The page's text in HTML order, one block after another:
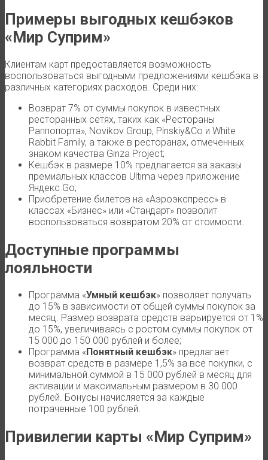
Примеры выгодных кешбэков
«Мир Суприм»
Клиентам карт предоставляется возможность
воспользоваться выгодными предложениями кешбэка в
различных категориях расходов. Среди них:
Возврат 7% от суммы покупок в известных
ресторанных сетях, таких как «Рестораны
Раппопорта», Novikov Group, Pinskiy&Co и White
Rabbit Family, а также в ресторанах, отмеченных
знаком качества Ginza Project;
Кешбэк в размере 10% предлагается за заказы
премиальных классов Ultima через приложение
Яндекс Go;
Приобретение билетов на «Аэроэкспресс» в
классах «Бизнес» или «Стандарт» позволит
воспользоваться возвратом 20% от стоимости.
Доступные программы
лояльности
Программа «Умный кешбэк» позволяет получать
до 15% в зависимости от общей суммы покупок за
месяц. Размер возврата средств варьируется от 1%
до 15%, увеличиваясь с ростом суммы покупок от
15 000 до 150 000 рублей и более;
Программа «Понятный кешбэк» предлагает
возврат средств в размере 1,5% за все покупки, с
минимальной суммой в 15 000 рублей в месяц для
активации и максимальным размером в 30 000
рублей. Бонусы начисляется за каждые
потраченные 100 рублей.
Привилегии карты «Мир Суприм»